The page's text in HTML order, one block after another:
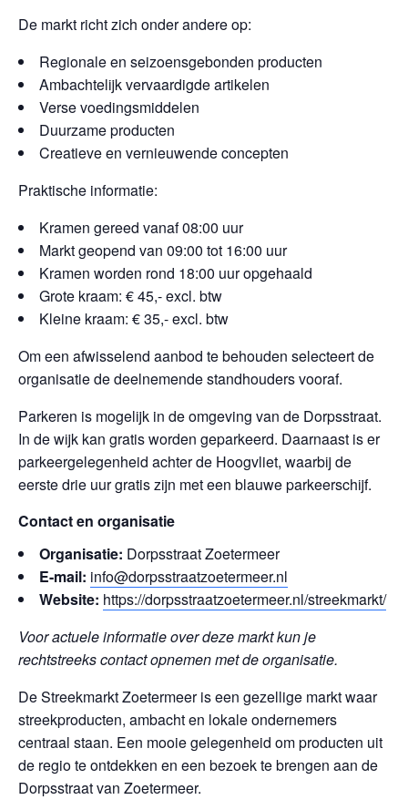
De markt richt zich onder andere op:
Regionale en seizoensgebonden producten
Ambachtelijk vervaardigde artikelen
Verse voedingsmiddelen
Duurzame producten
Creatieve en vernieuwende concepten
Praktische informatie:
Kramen gereed vanaf 08:00 uur
Markt geopend van 09:00 tot 16:00 uur
Kramen worden rond 18:00 uur opgehaald
Grote kraam: € 45,- excl. btw
Kleine kraam: € 35,- excl. btw
Om een afwisselend aanbod te behouden selecteert de
organisatie de deelnemende standhouders vooraf.
Parkeren is mogelijk in de omgeving van de Dorpsstraat.
In de wijk kan gratis worden geparkeerd. Daarnaast is er
parkeergelegenheid achter de Hoogvliet, waarbij de
eerste drie uur gratis zijn met een blauwe parkeerschijf.
Contact en organisatie
Organisatie: Dorpsstraat Zoetermeer
E-mail: info@dorpsstraatzoetermeer.nl
Website: https://dorpsstraatzoetermeer.nl/streekmarkt/
Voor actuele informatie over deze markt kun je
rechtstreeks contact opnemen met de organisatie.
De Streekmarkt Zoetermeer is een gezellige markt waar
streekproducten, ambacht en lokale ondernemers
centraal staan. Een mooie gelegenheid om producten uit
de regio te ontdekken en een bezoek te brengen aan de
Dorpsstraat van Zoetermeer.